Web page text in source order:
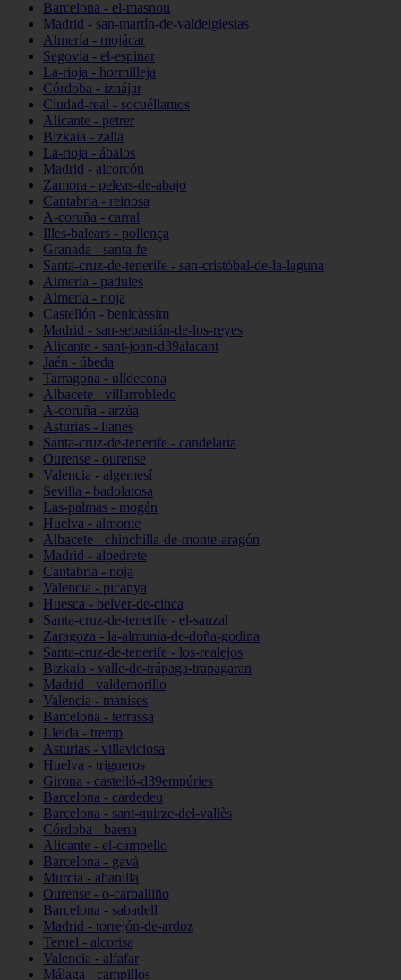
Barcelona - el-masnou
Madrid - san-martín-de-valdeiglesias
Almería - mojácar
Segovia - el-espinar
La-rioja - hormilleja
Córdoba - iznájar
Ciudad-real - socuéllamos
Alicante - petrer
Bizkaia - zalla
La-rioja - ábalos
Madrid - alcorcón
Zamora - peleas-de-abajo
Cantabria - reinosa
A-coruña - carral
Illes-balears - pollença
Granada - santa-fe
Santa-cruz-de-tenerife - san-cristóbal-de-la-laguna
Almería - padules
Almería - rioja
Castellón - benicàssim
Madrid - san-sebastián-de-los-reyes
Alicante - sant-joan-d39alacant
Jaén - úbeda
Tarragona - ulldecona
Albacete - villarrobledo
A-coruña - arzúa
Asturias - llanes
Santa-cruz-de-tenerife - candelaria
Ourense - ourense
Valencia - algemesí
Sevilla - badolatosa
Las-palmas - mogán
Huelva - almonte
Albacete - chinchilla-de-monte-aragón
Madrid - alpedrete
Cantabria - noja
Valencia - picanya
Huesca - belver-de-cinca
Santa-cruz-de-tenerife - el-sauzal
Zaragoza - la-almunia-de-doña-godina
Santa-cruz-de-tenerife - los-realejos
Bizkaia - valle-de-trápaga-trapagaran
Madrid - valdemorillo
Valencia - manises
Barcelona - terrassa
Lleida - tremp
Asturias - villaviciosa
Huelva - trigueros
Girona - castelló-d39empúries
Barcelona - cardedeu
Barcelona - sant-quirze-del-vallès
Córdoba - baena
Alicante - el-campello
Barcelona - gavà
Murcia - abanilla
Ourense - o-carballiño
Barcelona - sabadell
Madrid - torrejón-de-ardoz
Teruel - alcorisa
Valencia - alfafar
Málaga - campillos